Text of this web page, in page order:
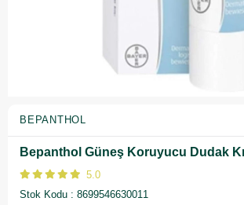
BEPANTHOL
Bepanthol Güneş Koruyucu Dudak
5.0
Stok Kodu
8699546630011